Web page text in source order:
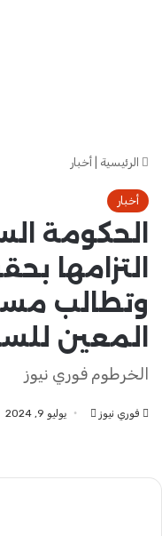
الرئيسية أخبار
أخبار
الحكومة
التزامها
وتطالب
المعين
الخرطوم فوري نيوز
فوري نيوز
أرسل يوليو 9, 2024